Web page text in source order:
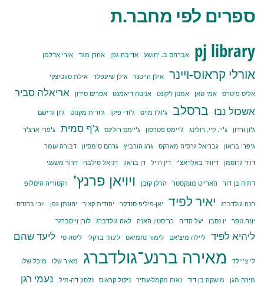
ספרים לפי מחבר.ת
pj library אברהם ב. יהושע אדיבה גפן אהרן מגד אורי אדלמן
אורלי קראוס-ויינר אילן הייטנר אילן שיינפלד אילת סווטיצקי
אליס פיטרס אמי טאן אמנון ז'קונט אניטה דיאמנט אפרים סידון
אריאלה סביר
אשכול נבו ברסלב ג'וג'ו מויס ג'ודי פיקו ג'ודית מקנוט ג'ון גרישם
ג'ון ורדון ג'יי. קיי. רולינג ג'יימס פטרסון ג'יימס רולינס ג'ף סמית
ג'פרי ארצ'ר
ג'פרי בראון
גבריאל גרסיה מארקס גרג הורביץ גרהם סימסיון
דבורה עומר
דויד גרוסמן
דיוויד באלדאצ'י דין הייל דן בראון דניאל סילבה דרור משעני
דתיה בן דור הארייט מונקסטר הרלן קובן ויויאן פרנץ' ויקטוריה היסלופ
חנה גולדברג יאיר לפיד יאן-פיליפ סנדקר יהודית קציר יהונתן גפן יוכי ברנדס
יונה טפר יו נסבו יעל הדיה כריסטין האנה לאה גולדברג לורן וייסברגר
ליהיא לפיד ליילה מיצ'אם לימור נחמיאס לינווד ברקלי ליסה סי ליעד שהם
לי צ'יילד מאירה ברנע־גולדברג מאיר שלו מיכל שלו
מירה מגן מישקה בן דוד נאוה מקמל-עתיר ניקול קראוס נלסון דה-מיל
נעמי רגן